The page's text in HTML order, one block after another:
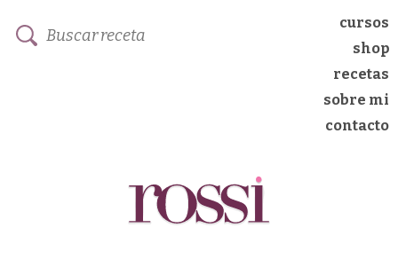
cursos
shop
recetas
sobre mi
contacto